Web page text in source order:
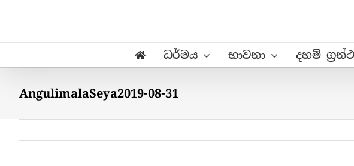
ධර්මය භාවනා දහම් ග්‍රන්ථ
AngulimalaSeya2019-08-31